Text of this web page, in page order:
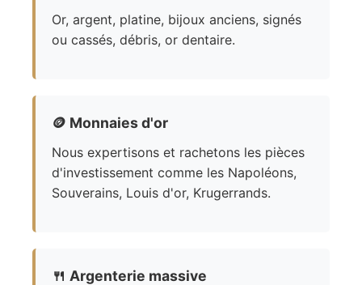
Or, argent, platine, bijoux anciens, signés
ou cassés, débris, or dentaire.
🪙 Monnaies d'or
Nous expertisons et rachetons les pièces
d'investissement comme les Napoléons,
Souverains, Louis d'or, Krugerrands.
🍴 Argenterie massive